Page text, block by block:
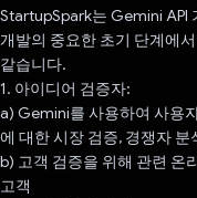
StartupSpark는 Gemini API
개발의 중요한 초기 단계에
같습니다.
1. 아이디어 검증자:
a) Gemini를 사용하여 사용
에 대한 시장 검증, 경쟁자
b) 고객 검증을 위해 관련 온
고객